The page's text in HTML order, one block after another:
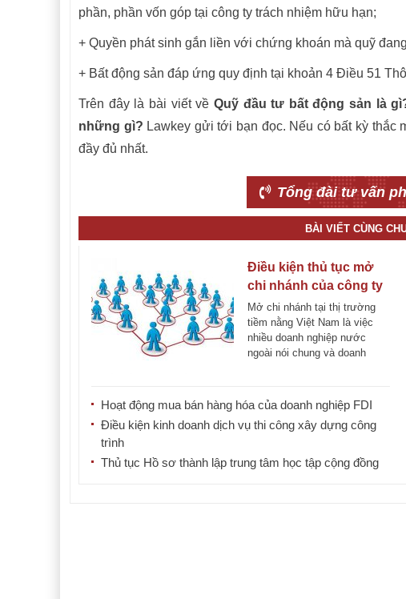
phần, phần vốn góp tại công ty trách nhiệm hữu hạn;
+ Quyền phát sinh gắn liền với chứng khoán mà quỹ
+ Bất động sản đáp ứng quy định tại khoản 4 Điều 51
Trên đây là bài viết về Quỹ đầu tư bất động sản là
những gì? Lawkey gửi tới bạn đọc. Nếu có bất kỳ
đầy đủ nhất.
Tổng đài tư vấn
BÀI VIẾT CÙNG
Điều kiện thủ tục mở
chi nhánh của công ty
kế toán nước ngoài
Mở chi nhánh tại thị trường
tiềm nằng Việt Nam là việc
nhiều doanh nghiệp nước
ngoài nói chung và doanh
Hoạt động mua bán hàng hóa của doanh nghiệp FDI
Điều kiện kinh doanh dịch vụ thi công xây dựng công
trình
Thủ tục Hồ sơ thành lập trung tâm học tập cộng đồng